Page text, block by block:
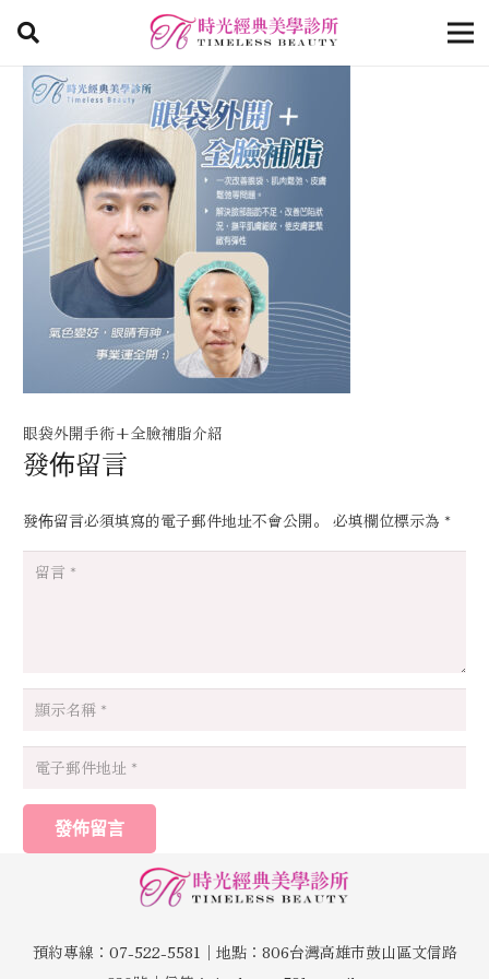
眼袋外開手術+全臉補脂介紹
發佈留言
發佈留言必須填寫的電子郵件地址不會公開。 必填欄位標示為 *
發佈留言
預約專線：07-522-5581│地點：806台灣高雄市鼓山區文信路